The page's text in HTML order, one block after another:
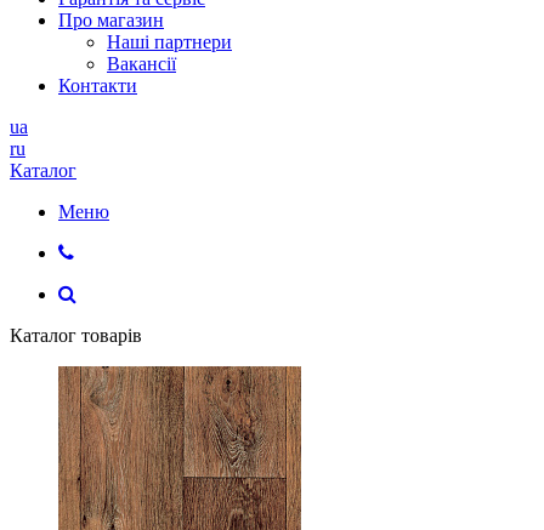
Про магазин
Наші партнери
Вакансії
Контакти
ua
ru
Каталог
Меню
Каталог товарів